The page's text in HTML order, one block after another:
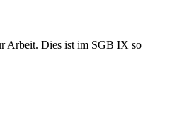
Arbeit. Dies ist im SGB IX so